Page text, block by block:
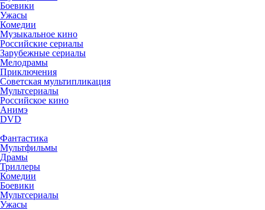
Боевики
Ужасы
Комедии
Музыкальное кино
Российские сериалы
Зарубежные сериалы
Мелодрамы
Приключения
Советская мультипликация
Мультсериалы
Российское кино
Анимэ
DVD
Фантастика
Мультфильмы
Драмы
Триллеры
Комедии
Боевики
Мультсериалы
Ужасы